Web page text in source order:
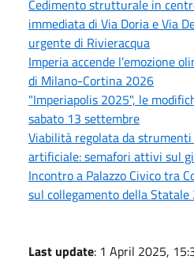
Cedimento strutturale in
immediata di Via Doria e Via
urgente di Rivieracqua
Imperia accende l’emozione
di Milano-Cortina 2026
"Imperiapolis 2025", le
sabato 13 settembre
Viabilità regolata da
artificiale: semafori attivi sul
Incontro a Palazzo Civico tra
sul collegamento della
Last update: 1 April 2025,